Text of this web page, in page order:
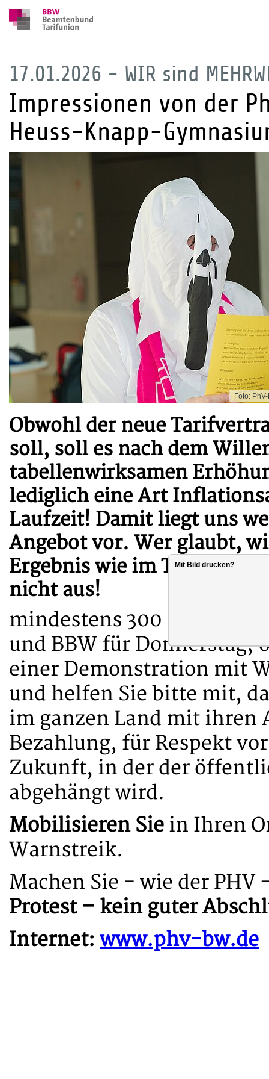
17.01.2026 - WIR sind
Impressionen von der
Heuss-Knapp-
Foto:
Obwohl der neue
soll, soll es nach dem
tabellenwirksamen
lediglich eine Art
Laufzeit! Damit liegt uns
Angebot vor. Wer glaubt,
Ergebnis wie im TVöD, irrt:
nicht aus!
mindestens 300 Euro/
und BBW für Donnerstag,
einer Demonstration mit
und helfen Sie bitte mit,
im ganzen Land mit ihren
Bezahlung, für Respekt
Zukunft, in der der
abgehängt wird.
Mobilisieren Sie in Ihren
Warnstreik.
Machen Sie - wie der
Protest – kein guter
Internet: www.phv-bw.de
Mit Bild drucken?